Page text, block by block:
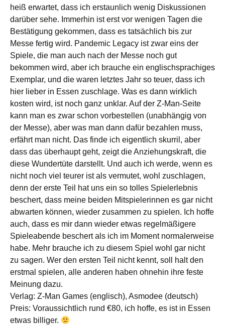
heiß erwartet, dass ich erstaunlich wenig Diskussionen
darüber sehe. Immerhin ist erst vor wenigen Tagen die
Bestätigung gekommen, dass es tatsächlich bis zur
Messe fertig wird. Pandemic Legacy ist zwar eins der
Spiele, die man auch nach der Messe noch gut
bekommen wird, aber ich brauche ein englischsprachiges
Exemplar, und die waren letztes Jahr so teuer, dass ich
hier lieber in Essen zuschlage. Was es dann wirklich
kosten wird, ist noch ganz unklar. Auf der Z-Man-Seite
kann man es zwar schon vorbestellen (unabhängig von
der Messe), aber was man dann dafür bezahlen muss,
erfährt man nicht. Das finde ich eigentlich skurril, aber
dass das überhaupt geht, zeigt die Anziehungskraft, die
diese Wundertüte darstellt. Und auch ich werde, wenn es
nicht noch viel teurer ist als vermutet, wohl zuschlagen,
denn der erste Teil hat uns ein so tolles Spielerlebnis
beschert, dass meine beiden Mitspielerinnen es gar nicht
abwarten können, wieder zusammen zu spielen. Ich hoffe
auch, dass es mir dann wieder etwas regelmäßigere
Spieleabende beschert als ich im Moment normalerweise
habe. Mehr brauche ich zu diesem Spiel wohl gar nicht
zu sagen. Wer den ersten Teil nicht kennt, soll halt den
erstmal spielen, alle anderen haben ohnehin ihre feste
Meinung dazu.
Verlag: Z-Man Games (englisch), Asmodee (deutsch)
Preis: Voraussichtlich rund €80, ich hoffe, es ist in Essen
etwas billiger.